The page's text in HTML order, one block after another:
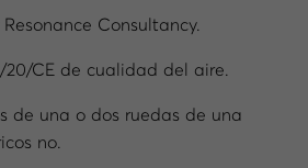
Consultancy.
20/CE de cualidad del aire.
de una o dos ruedas de una
no.